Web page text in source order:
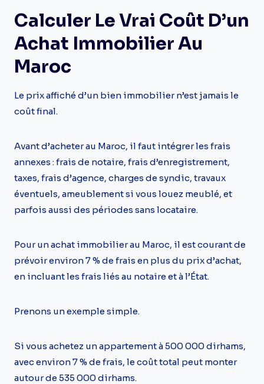
Calculer Le Vrai Coût D’un
Achat Immobilier Au
Maroc
Le prix affiché d’un bien immobilier n’est jamais le
coût final.
Avant d’acheter au Maroc, il faut intégrer les frais
annexes : frais de notaire, frais d’enregistrement,
taxes, frais d’agence, charges de syndic, travaux
éventuels, ameublement si vous louez meublé, et
parfois aussi des périodes sans locataire.
Pour un achat immobilier au Maroc, il est courant de
prévoir environ 7 % de frais en plus du prix d’achat,
en incluant les frais liés au notaire et à l’État.
Prenons un exemple simple.
Si vous achetez un appartement à 500 000 dirhams,
avec environ 7 % de frais, le coût total peut monter
autour de 535 000 dirhams.